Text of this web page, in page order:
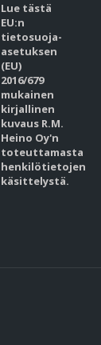
Lue tästä
EU:n
tietosuoja-
asetuksen
(EU)
2016/679
mukainen
kirjallinen
kuvaus R.M.
Heino Oy'n
toteuttamasta
henkilötietojen
käsittelystä.